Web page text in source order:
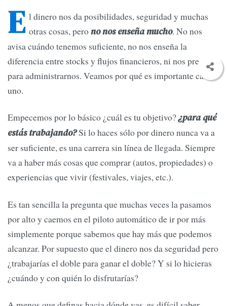
E l dinero nos da posibilidades, seguridad y muchas
otras cosas, perono nos enseña mucho. No nos
avisa cuándo tenemos suficiente, no nos enseña la
diferencia entre stocks y flujos financieros, ni nos prepara
para administrarnos. Veamos por qué es importante cada
uno.
Empecemos por lo básico ¿cuál es tu objetivo?¿para qué
estás trabajando?Si lo haces sólo por dinero nunca va a
ser suficiente, es una carrera sin línea de llegada. Siempre
va a haber más cosas que comprar (autos, propiedades) o
experiencias que vivir (festivales, viajes, etc.).
Es tan sencilla la pregunta que muchas veces la pasamos
por alto y caemos en el piloto automático de ir por más
simplemente porque sabemos que hay más que podemos
alcanzar. Por supuesto que el dinero nos da seguridad pero
¿trabajarías el doble para ganar el doble? Y si lo hicieras
¿cuándo y con quién lo disfrutarías?